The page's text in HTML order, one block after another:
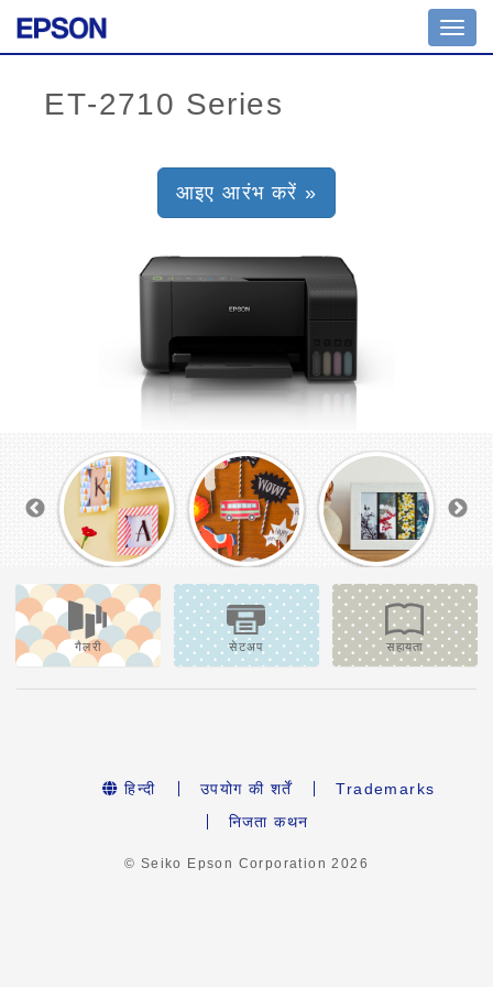
आइए आरंभ करें »
गैलरी सेटअप सहायता
हिन्दी उपयोग की शर्तें
Trademarks
निजता कथन
© Seiko Epson Corporation2026